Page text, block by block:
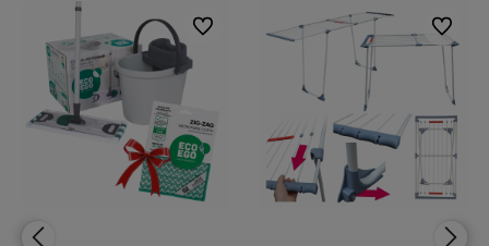
Do ulubionych Do